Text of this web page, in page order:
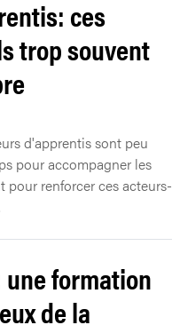
ces
trop souvent
d'apprentis sont peu
pour accompagner les
pour renforcer ces acteurs-
formation
de la